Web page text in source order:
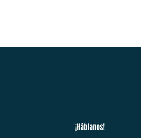
¡Háblanos!